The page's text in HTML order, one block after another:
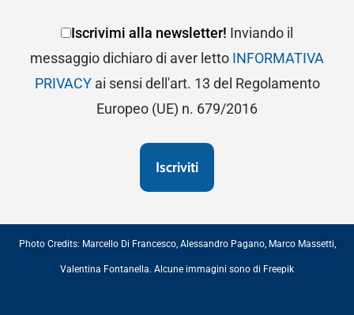
Iscrivimi alla newsletter! Inviando il
messaggio dichiaro di aver letto INFORMATIVA
PRIVACYai sensi dell'art. 13 del Regolamento
Europeo (UE) n. 679/2016
Photo Credits: Marcello Di Francesco, Alessandro Pagano, Marco Massetti,
Valentina Fontanella. Alcune immagini sono di Freepik